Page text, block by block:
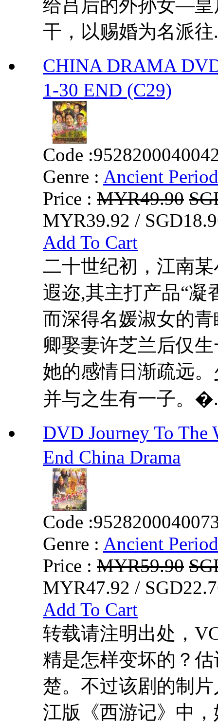
给吕后的外孙女—皇
干，以赐婚为名派往
CHINA DRAMA
1-30 END (C29)
Code :
Genre : Ancient Period
Price : MYR49.90
MYR39.92 /
Add To Cart
二十世纪初，江南
遐迩,其主打产品“凝
而深得名媛淑女的
卿娶妻许芝兰后仅
她的感情日渐疏远
并与之生有一子。
DVD Journey To The
End China Drama
Code :
Genre : Ancient Period
Price : MYR59.90
MYR47.92 /
Add To Cart
转载请注明出处，
精是怎样变坏的？
楚。不过该剧的制
江版《西游记》中